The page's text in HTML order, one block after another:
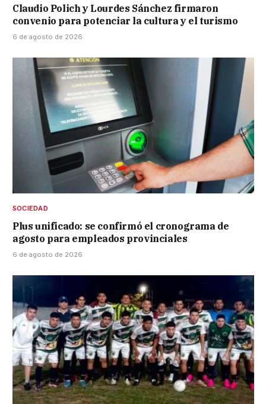
Claudio Polich y Lourdes Sánchez firmaron
convenio para potenciar la cultura y el turismo
6 de agosto de 2026
SOCIEDAD
Plus unificado: se confirmó el cronograma de
agosto para empleados provinciales
6 de agosto de 2026